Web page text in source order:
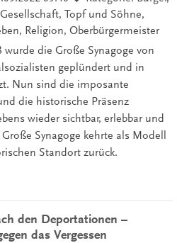
Topf und Söhne,
Religion, Oberbürgermeister
wurde die Große Synagoge von
geplündert und in
Nun sind die imposante
die historische Präsenz
wieder sichtbar, erlebbar und
Synagoge kehrte als Modell
Standort zurück.
den Deportationen –
das Vergessen